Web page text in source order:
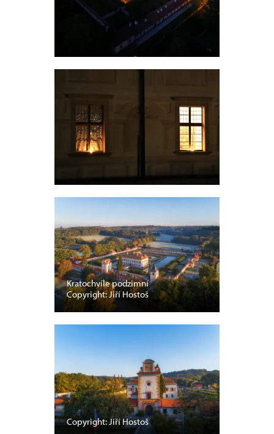
Kratochvíle podzimní
Copyright: Jiří Hostoš
Copyright: Jiří Hostoš